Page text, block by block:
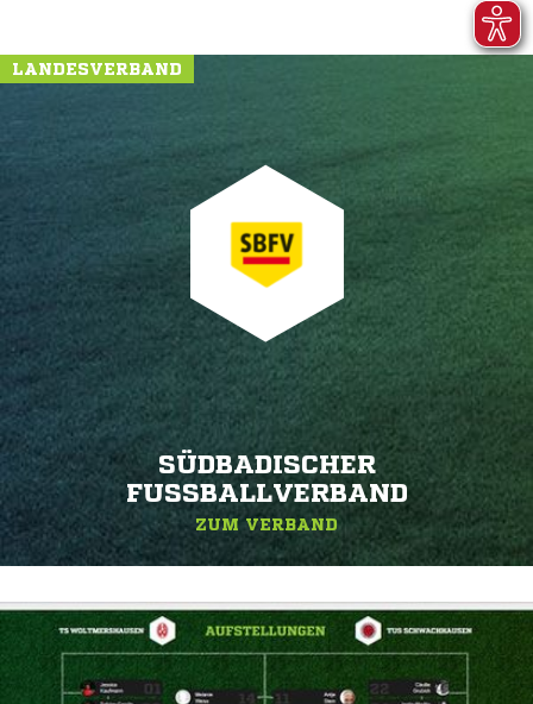
LANDESVERBAND
SÜDBADISCHER
FUSSBALLVERBAND
ZUM VERBAND